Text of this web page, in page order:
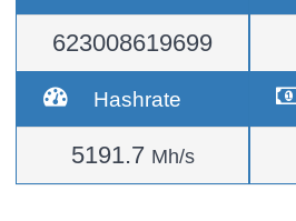
623008619699
Hashrate
5191.7 Mh/s